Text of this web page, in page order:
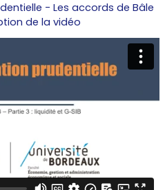
- Les accords de Bâle
de la vidéo